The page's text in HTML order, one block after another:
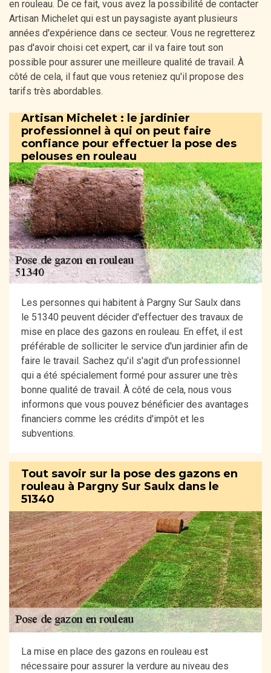
en rouleau. De ce fait, vous avez la possibilité de contacter
Artisan Michelet qui est un paysagiste ayant plusieurs
années d'expérience dans ce secteur. Vous ne regretterez
pas d'avoir choisi cet expert, car il va faire tout son
possible pour assurer une meilleure qualité de travail. À
côté de cela, il faut que vous reteniez qu'il propose des
tarifs très abordables.
Artisan Michelet : le jardinier
professionnel à qui on peut faire
confiance pour effectuer la pose des
pelouses en rouleau
Les personnes qui habitent à Pargny Sur Saulx dans
le 51340 peuvent décider d'effectuer des travaux de
mise en place des gazons en rouleau. En effet, il est
préférable de solliciter le service d'un jardinier afin de
faire le travail. Sachez qu'il s'agit d'un professionnel
qui a été spécialement formé pour assurer une très
bonne qualité de travail. À côté de cela, nous vous
informons que vous pouvez bénéficier des avantages
financiers comme les crédits d'impôt et les
subventions.
Tout savoir sur la pose des gazons en
rouleau à Pargny Sur Saulx dans le
51340
La mise en place des gazons en rouleau est
nécessaire pour assurer la verdure au niveau des